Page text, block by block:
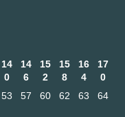
14
0
14
6
15
2
15
8
16
4
17
0
53 57 60 62 63 64